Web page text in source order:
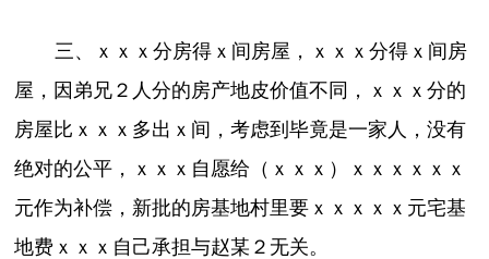
三、ｘｘｘ分房得ｘ间房屋，ｘｘｘ分得ｘ间房
屋，因弟兄２人分的房产地皮价值不同，ｘｘｘ分的
房屋比ｘｘｘ多出ｘ间，考虑到毕竟是一家人，没有
绝对的公平，ｘｘｘ自愿给（ｘｘｘ）ｘｘｘｘｘｘ
元作为补偿，新批的房基地村里要ｘｘｘｘｘ元宅基
地费ｘｘｘ自己承担与赵某２无关。